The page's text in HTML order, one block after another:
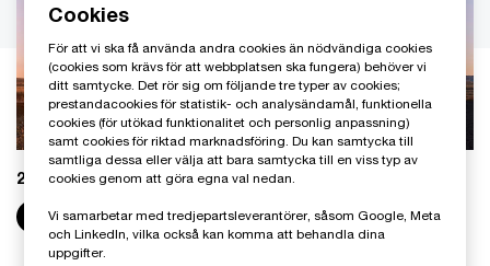
2025-10-13
Share
Cookies
För att vi ska få använda andra cookies än nödvändiga cookies
(cookies som krävs för att webbplatsen ska fungera) behöver vi
ditt samtycke. Det rör sig om följande tre typer av cookies;
prestandacookies för statistik- och analysändamål, funktionella
cookies (för utökad funktionalitet och personlig anpassning)
samt cookies för riktad marknadsföring. Du kan samtycka till
samtliga dessa eller välja att bara samtycka till en viss typ av
cookies genom att göra egna val nedan.
Vi samarbetar med tredjepartsleverantörer, såsom Google, Meta
och LinkedIn, vilka också kan komma att behandla dina
uppgifter.